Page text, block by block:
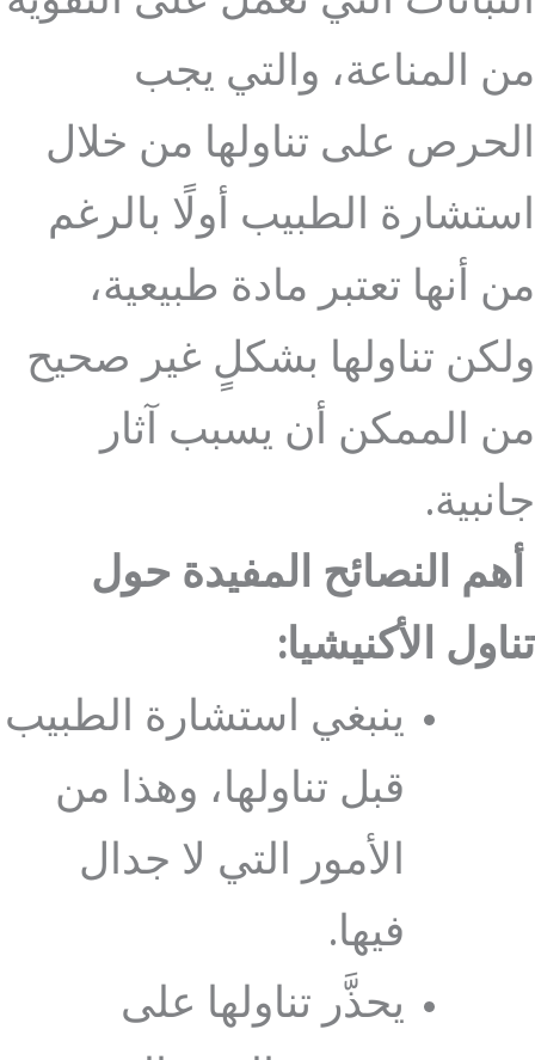
من المناعة، والتي يجب
الحرص على تناولها من خلال
استشارة الطبيب أولًا بالرغم
من أنها تعتبر مادة طبيعية،
ولكن تناولها بشكلٍ غير صحيح
من الممكن أن يسبب آثار
جانبية.
أهم النصائح المفيدة حول
تناول الأكنيشيا:
ينبغي استشارة الطبيب
قبل تناولها، وهذا من
الأمور التي لا جدال
فيها.
يحذَّر تناولها على